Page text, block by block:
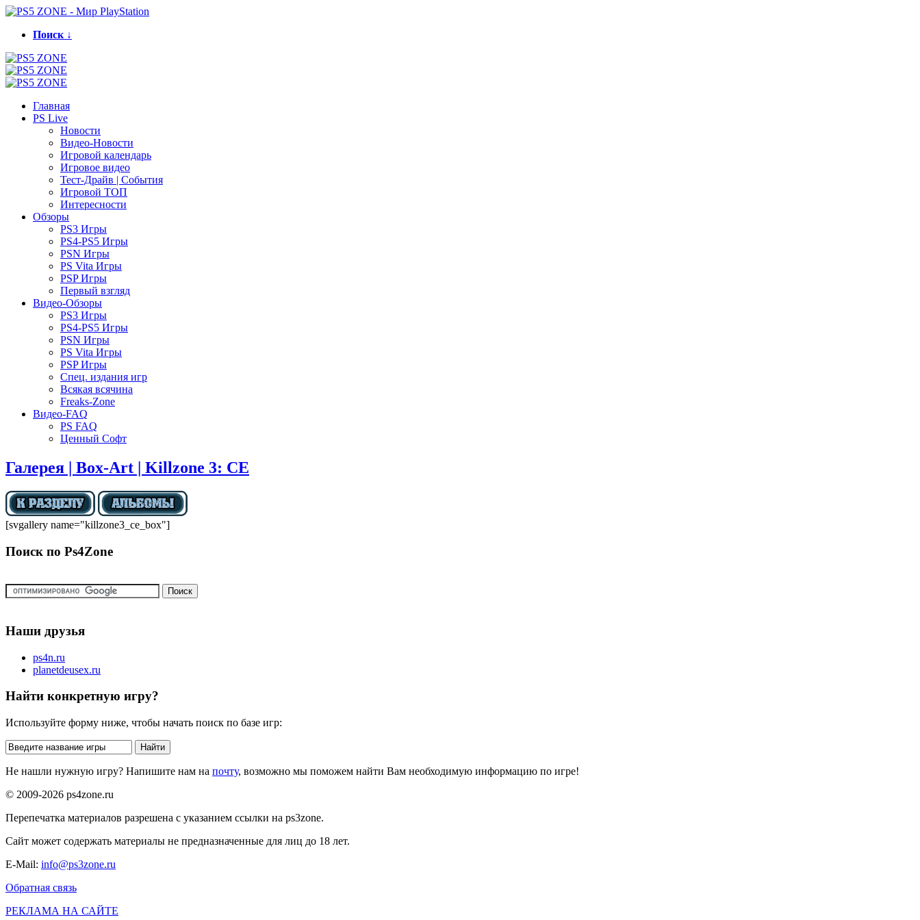
Поиск ↓
Главная
PS Live
Новости
Видео-Новости
Игровой календарь
Игровое видео
Тест-Драйв | События
Игровой ТОП
Интересности
Обзоры
PS3 Игры
PS4-PS5 Игры
PSN Игры
PS Vita Игры
PSP Игры
Первый взгляд
Видео-Обзоры
PS3 Игры
PS4-PS5 Игры
PSN Игры
PS Vita Игры
PSP Игры
Спец. издания игр
Всякая всячина
Freaks-Zone
Видео-FAQ
PS FAQ
Ценный Софт
Галерея | Box-Art | Killzone 3: CE
[svgallery name="killzone3_ce_box"]
Поиск по Ps4Zone
Наши друзья
ps4n.ru
planetdeusex.ru
Найти конкретную игру?
Используйте форму ниже, чтобы начать поиск по базе игр:
Не нашли нужную игру? Напишите нам на почту, возможно мы поможем найти Вам необходимую информацию по игре!
© 2009-2026 ps4zone.ru
Перепечатка материалов разрешена с указанием ссылки на ps3zone.
Сайт может содержать материалы не предназначенные для лиц до 18 лет.
E-Mail: info@ps3zone.ru
Обратная связь
РЕКЛАМА НА САЙТЕ